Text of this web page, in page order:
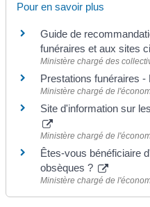
Pour en savoir plus
Guide de
funéraires et aux sites
Ministère chargé des
Prestations funéraires -
Ministère chargé de
Site d'information sur
Ministère chargé de
Êtes-vous bénéficiaire
obsèques ?
Ministère chargé de